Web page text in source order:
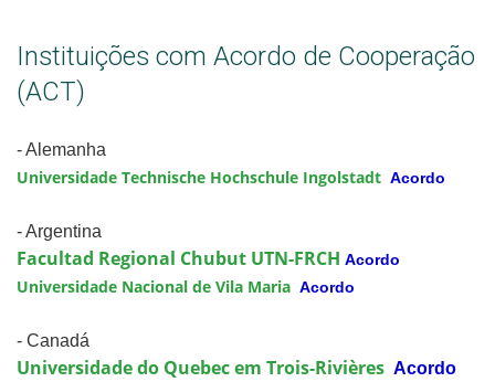
Instituições com Acordo de Cooperação
(ACT)
- Alemanha
Universidade Technische Hochschule Ingolstadt Acordo
- Argentina
Facultad Regional Chubut UTN-FRCH Acordo
Universidade Nacional de Vila Maria Acordo
- Canadá
Universidade do Quebec em Trois-Rivières Acordo